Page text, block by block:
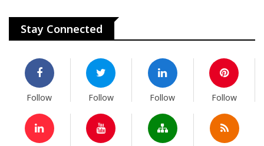
Stay Connected
Follow Follow Follow Follow